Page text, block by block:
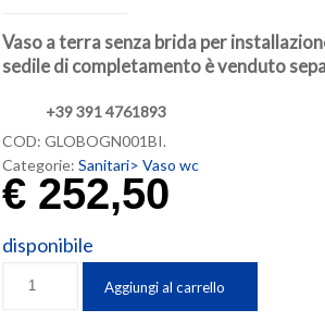
Vaso a terra senza brida per
sedile di completamento è venduto
+39 391 4761893
COD: GLOBOGN001BI.
Categorie: Sanitari> Vaso wc
€252,50
disponibile
Aggiungi al carrello